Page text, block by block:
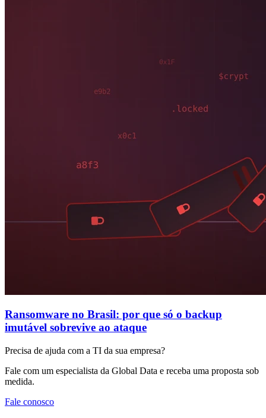
Ransomware no Brasil: por que só o backup
imutável sobrevive ao ataque
Precisa de ajuda com a TI da sua empresa?
Fale com um especialista da Global Data e receba uma proposta sob
medida.
Fale conosco